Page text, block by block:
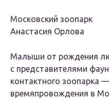
Московский зоопарк
Анастасия Орлова
Малыши от рождения
с представителями
контактного зоопарка
времяпровождения в